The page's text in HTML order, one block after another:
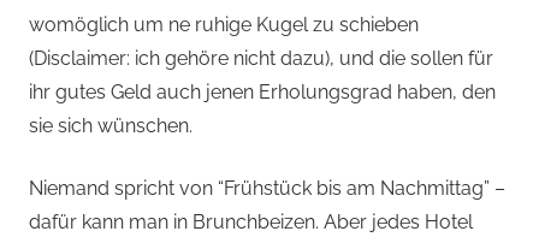
womöglich um ne ruhige Kugel zu schieben
(Disclaimer: ich gehöre nicht dazu), und die sollen für
ihr gutes Geld auch jenen Erholungsgrad haben, den
sie sich wünschen.
Niemand spricht von “Frühstück bis am Nachmittag” –
dafür kann man in Brunchbeizen. Aber jedes Hotel